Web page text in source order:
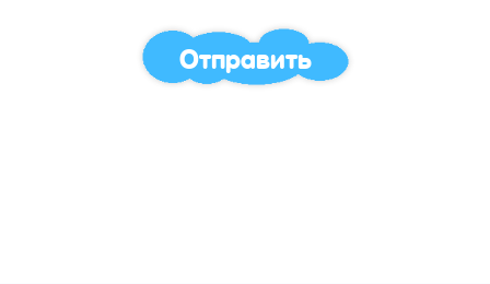
Отправить